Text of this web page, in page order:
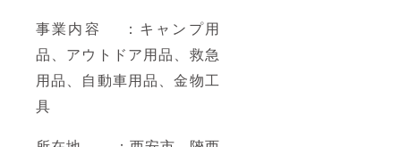
事業内容 ：キャンプ用
品、アウトドア用品、救急
用品、自動車用品、金物工
具